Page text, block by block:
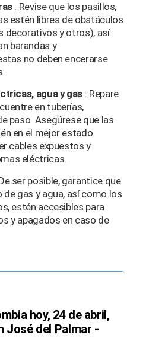
: Revise que los pasillos,
estén libres de obstáculos
decorativos y otros), así
barandas y
no deben encerarse
agua y gas : Repare
en tuberías,
paso. Asegúrese que las
en el mejor estado
cables expuestos y
eléctricas.
ser posible, garantice que
de gas y agua, así como los
estén accesibles para
y apagados en caso de
hoy, 24 de abril,
José del Palmar -